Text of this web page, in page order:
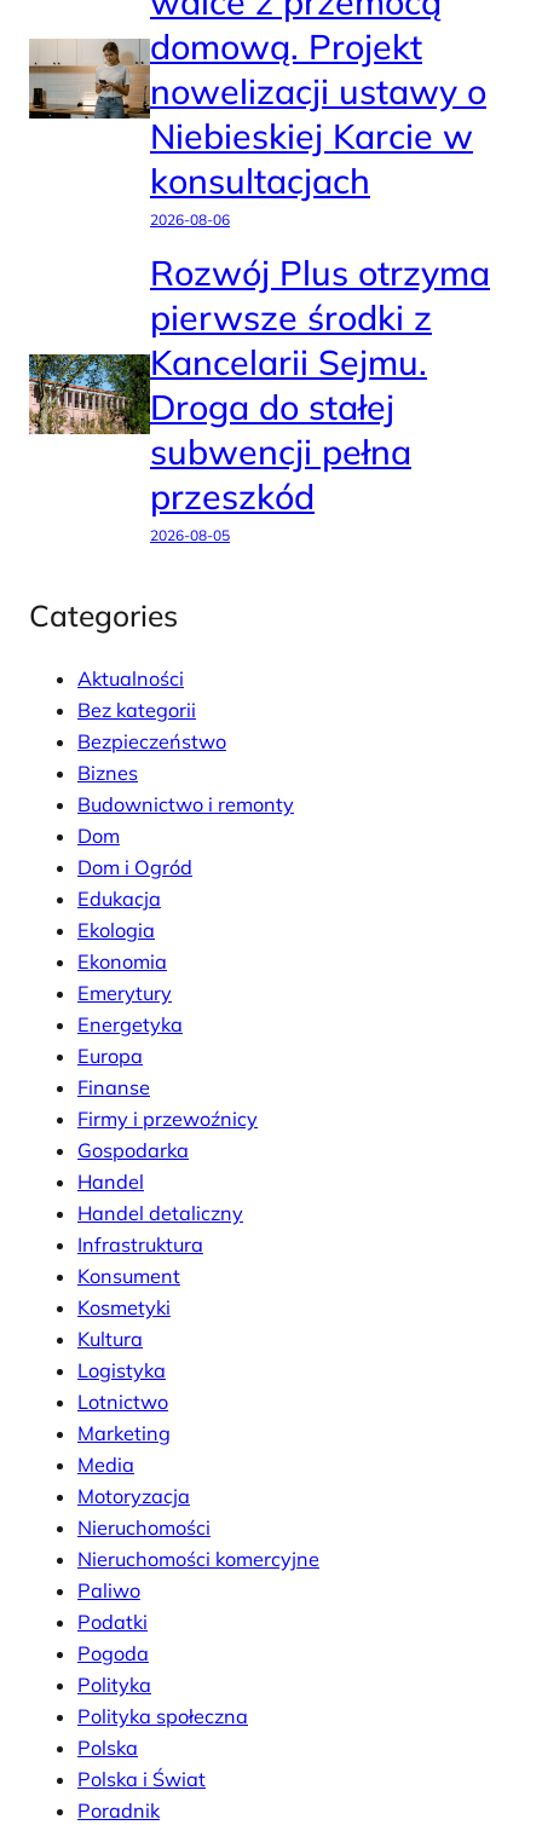
domową. Projekt
nowelizacji ustawy o
Niebieskiej Karcie w
konsultacjach
2026-08-06
Rozwój Plus otrzyma
pierwsze środki z
Kancelarii Sejmu.
Droga do stałej
subwencji pełna
przeszkód
2026-08-05
Categories
Aktualności
Bez kategorii
Bezpieczeństwo
Biznes
Budownictwo i remonty
Dom
Dom i Ogród
Edukacja
Ekologia
Ekonomia
Emerytury
Energetyka
Europa
Finanse
Firmy i przewoźnicy
Gospodarka
Handel
Handel detaliczny
Infrastruktura
Konsument
Kosmetyki
Kultura
Logistyka
Lotnictwo
Marketing
Media
Motoryzacja
Nieruchomości
Nieruchomości komercyjne
Paliwo
Podatki
Pogoda
Polityka
Polityka społeczna
Polska
Polska i Świat
Poradnik